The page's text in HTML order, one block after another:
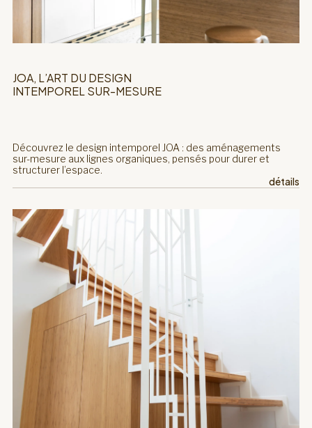
JOA, L’ART DU DESIGN
INTEMPOREL SUR-MESURE
Découvrez le design intemporel JOA : des aménagements
sur-mesure aux lignes organiques, pensés pour durer et
structurer l’espace.
détails